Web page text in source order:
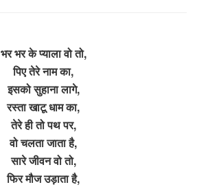
भर भर के प्याला वो तो,
पिए तेरे नाम का,
इसको सुहाना लागे,
रस्ता खाटू धाम का,
तेरे ही तो पथ पर,
वो चलता जाता है,
सारे जीवन वो तो,
फिर मौज उड़ाता है,